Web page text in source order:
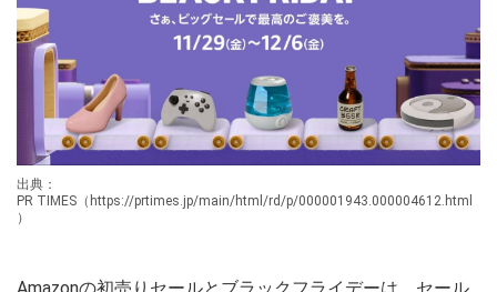
出典：
PR TIMES（https://prtimes.jp/main/html/rd/p/000001943.000004612.html
）